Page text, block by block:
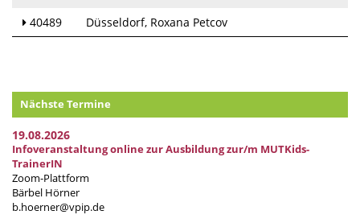
40489 Düsseldorf Roxana Petcov
Nächste Termine
19.08.2026
Infoveranstaltung online zur Ausbildung zur/m MUTKids-
TrainerIN
Zoom-Plattform
Bärbel Hörner
b.hoerner@vpip.de